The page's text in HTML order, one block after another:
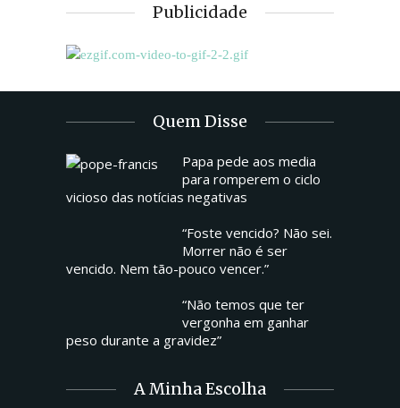
Publicidade
Quem Disse
Papa pede aos media
para romperem o ciclo
vicioso das notícias negativas
“Foste vencido? Não sei.
Morrer não é ser
vencido. Nem tão-pouco vencer.”
“Não temos que ter
vergonha em ganhar
peso durante a gravidez”
A Minha Escolha